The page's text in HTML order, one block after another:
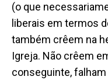
(o que
liberais em termos
também crêem na
Igreja. Não crêem
conseguinte,